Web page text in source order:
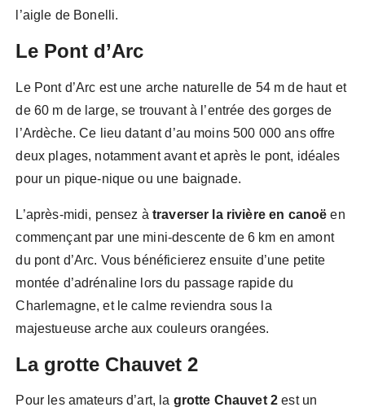
l’aigle de Bonelli.
Le Pont d’Arc
Le Pont d’Arc est une arche naturelle de 54 m de haut et
de 60 m de large, se trouvant à l’entrée des gorges de
l’Ardèche. Ce lieu datant d’au moins 500 000 ans offre
deux plages, notamment avant et après le pont, idéales
pour un pique-nique ou une baignade.
L’après-midi, pensez à traverser la rivière en canoë en
commençant par une mini-descente de 6 km en amont
du pont d’Arc. Vous bénéficierez ensuite d’une petite
montée d’adrénaline lors du passage rapide du
Charlemagne, et le calme reviendra sous la
majestueuse arche aux couleurs orangées.
La grotte Chauvet 2
Pour les amateurs d’art, la grotte Chauvet 2 est un